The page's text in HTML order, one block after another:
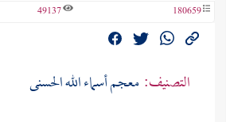
180659
49137
التصنيف: معجم أسماء الله الحسنى